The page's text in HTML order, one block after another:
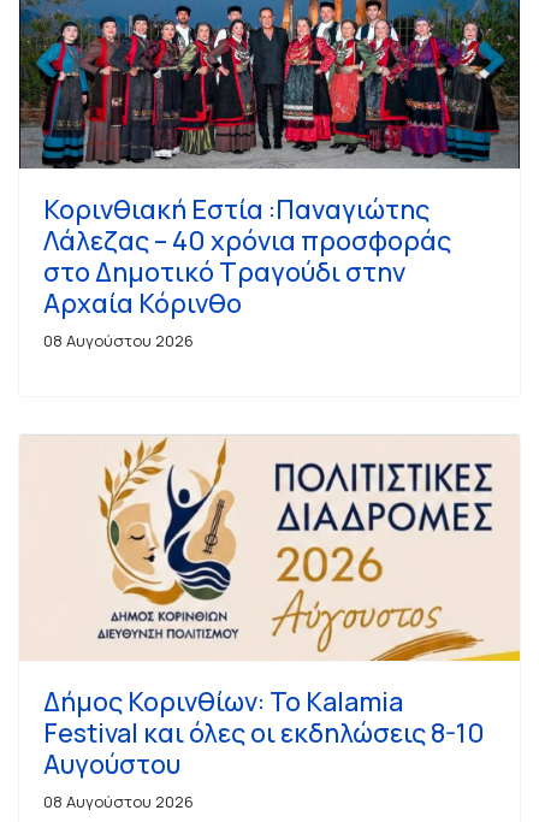
Κορινθιακή Εστία :Παναγιώτης
Λάλεζας – 40 χρόνια προσφοράς
στο Δημοτικό Τραγούδι στην
Αρχαία Κόρινθο
08 Αυγούστου 2026
Δήμος Κορινθίων: Το Kalamia
Festival και όλες οι εκδηλώσεις 8-10
Αυγούστου
08 Αυγούστου 2026